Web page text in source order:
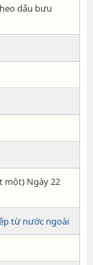
dấu bưu
một) Ngày 22
từ nước ngoài